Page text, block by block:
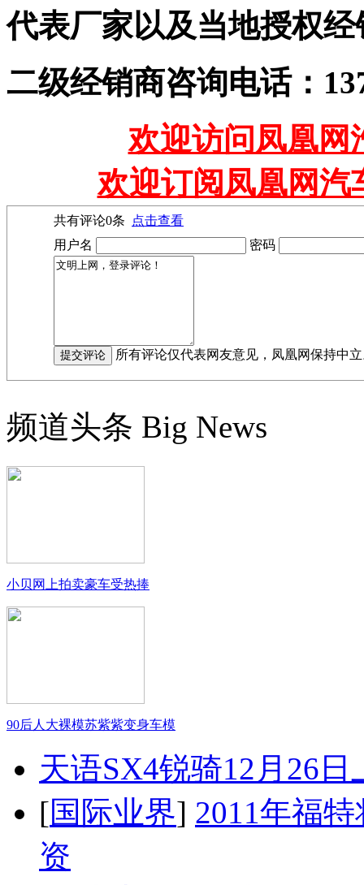
代表厂家以及当地授权
二级经销商咨询电话：
欢迎访问凤凰网
欢迎订阅凤凰网汽
共有评论0条
点击查看
用户名
密码
所有评论仅代表网友意见，凤凰网保持中
频道头条 Big News
小贝网上拍卖豪车受热捧
90后人大裸模苏紫紫变身车模
天语SX4锐骑12月26
[国际业界] 2011年福
资